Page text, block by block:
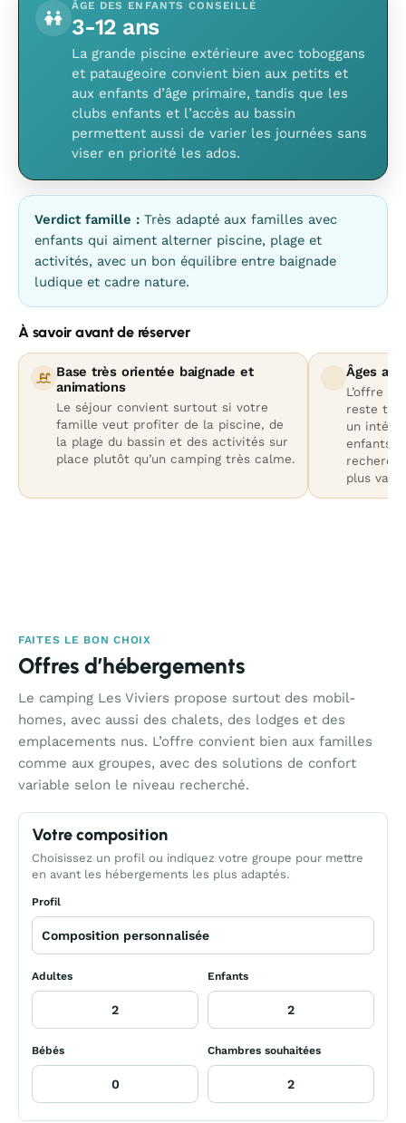
ÂGE DES ENFANTS CONSEILLÉ
3-12 ans
La grande piscine extérieure avec toboggans
et pataugeoire convient bien aux petits et
aux enfants d’âge primaire, tandis que les
clubs enfants et l’accès au bassin
permettent aussi de varier les journées sans
viser en priorité les ados.
Verdict famille : Très adapté aux familles avec
enfants qui aiment alterner piscine, plage et
activités, avec un bon équilibre entre baignade
ludique et cadre nature.
À savoir avant de réserver
Base très orientée baignade et
animations
Le séjour convient surtout si votre
famille veut profiter de la piscine, de
la plage du bassin et des activités sur
place plutôt qu’un camping très calme.
Âges
L’offre
reste
un
enfants
plus
FAITES LE BON CHOIX
Offres d’hébergements
Le camping Les Viviers propose surtout des mobil-
homes, avec aussi des chalets, des lodges et des
emplacements nus. L’offre convient bien aux familles
comme aux groupes, avec des solutions de confort
variable selon le niveau recherché.
Votre composition
Choisissez un profil ou indiquez votre groupe pour mettre
en avant les hébergements les plus adaptés.
Profil
Adultes Enfants
Bébés Chambres souhaitées